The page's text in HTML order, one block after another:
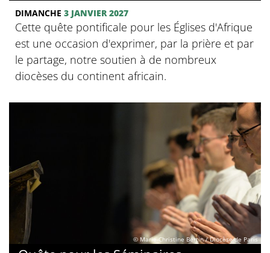
DIMANCHE 3 JANVIER 2027
Cette quête pontificale pour les Églises d'Afrique
est une occasion d'exprimer, par la prière et par
le partage, notre soutien à de nombreux
diocèses du continent africain.
© Marie-Christine Bertin / Diocèse de Paris